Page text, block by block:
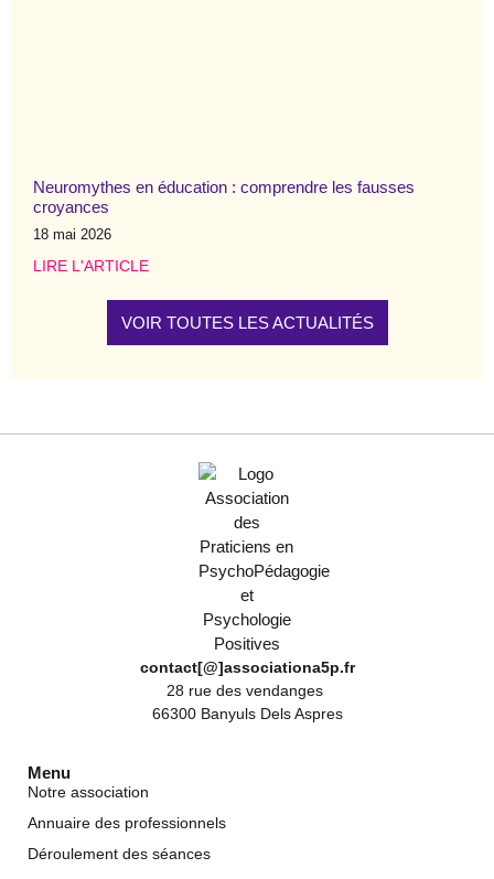
Neuromythes en éducation : comprendre les fausses
croyances
18 mai 2026
LIRE L'ARTICLE
VOIR TOUTES LES ACTUALITÉS
contact[@]associationa5p.fr
28 rue des vendanges
66300 Banyuls Dels Aspres
Menu
Notre association
Annuaire des professionnels
Déroulement des séances